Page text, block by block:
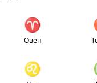
♈
Овен
♌